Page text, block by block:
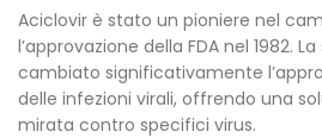
Aciclovir è stato un pioniere nel
l’approvazione della FDA nel 1982.
cambiato significativamente
delle infezioni virali, offrendo una
mirata contro specifici virus.